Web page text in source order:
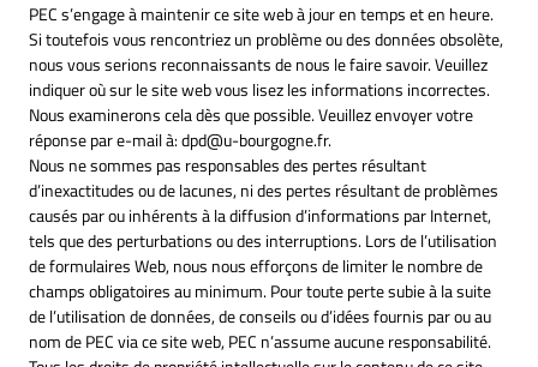
PEC s’engage à maintenir ce site web à jour en temps et en heure.
Si toutefois vous rencontriez un problème ou des données obsolète,
nous vous serions reconnaissants de nous le faire savoir. Veuillez
indiquer où sur le site web vous lisez les informations incorrectes.
Nous examinerons cela dès que possible. Veuillez envoyer votre
réponse par e-mail à:dpd@u-bourgogne.fr.
Nous ne sommes pas responsables des pertes résultant
d’inexactitudes ou de lacunes, ni des pertes résultant de problèmes
causés par ou inhérents à la diffusion d’informations par Internet,
tels que des perturbations ou des interruptions. Lors de l’utilisation
de formulaires Web, nous nous efforçons de limiter le nombre de
champs obligatoires au minimum. Pour toute perte subie à la suite
de l’utilisation de données, de conseils ou d’idées fournis par ou au
nom de PEC via ce site web, PEC n’assume aucune responsabilité.